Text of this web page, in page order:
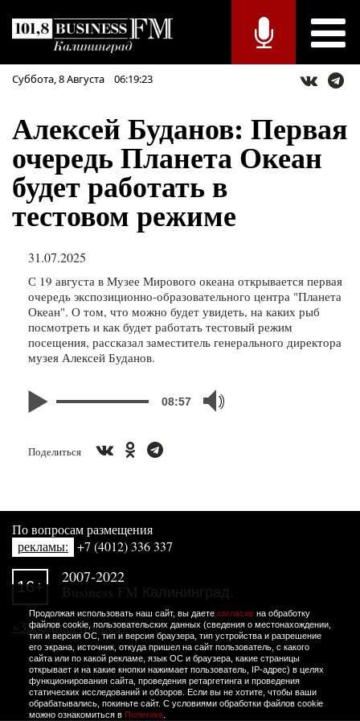
Суббота,8Августа 06:19:24
Алексей Буданов: Первая
очередь Планета Океан
будет работать в
тестовом режиме
31.07.2025
С 19 августа в Музее Мирового океана открывается первая
очередь экспозиционно-образовательного центра "Планета
Океан". О том, что можно будет увидеть, на каких рыб
посмотреть и как будет работать тестовый режим
посещения, рассказал заместитель генерального директора
музея Алексей Буданов.
08:57
Поделиться
Продолжая использовать наш сайт, вы даете согласиена обработку
файлов cookie, пользовательских данных (сведения о местонахождении,
тип и версия ОС, тип и версия браузера, тип устройства и разрешение
его экрана, источник, откуда пришел на сайт пользователь, с какого
сайта или по какой рекламе, язык ОС и браузера, какие страницы
открывает и на какие кнопки нажимает пользователь, IP-адрес) в целях
функционирования сайта, проведения ретаргетинга и проведения
статических исследований и обзоров. Если вы не хотите, чтобы ваши
обрабатывались, покиньте сайт. С условиями обработки файлов cookie
можно ознакомиться в Политике.
По вопросам размещения
рекламы: +7 (4012) 336 337
16+
2007-2022
Business FM Калининград.
«Западная пресса»